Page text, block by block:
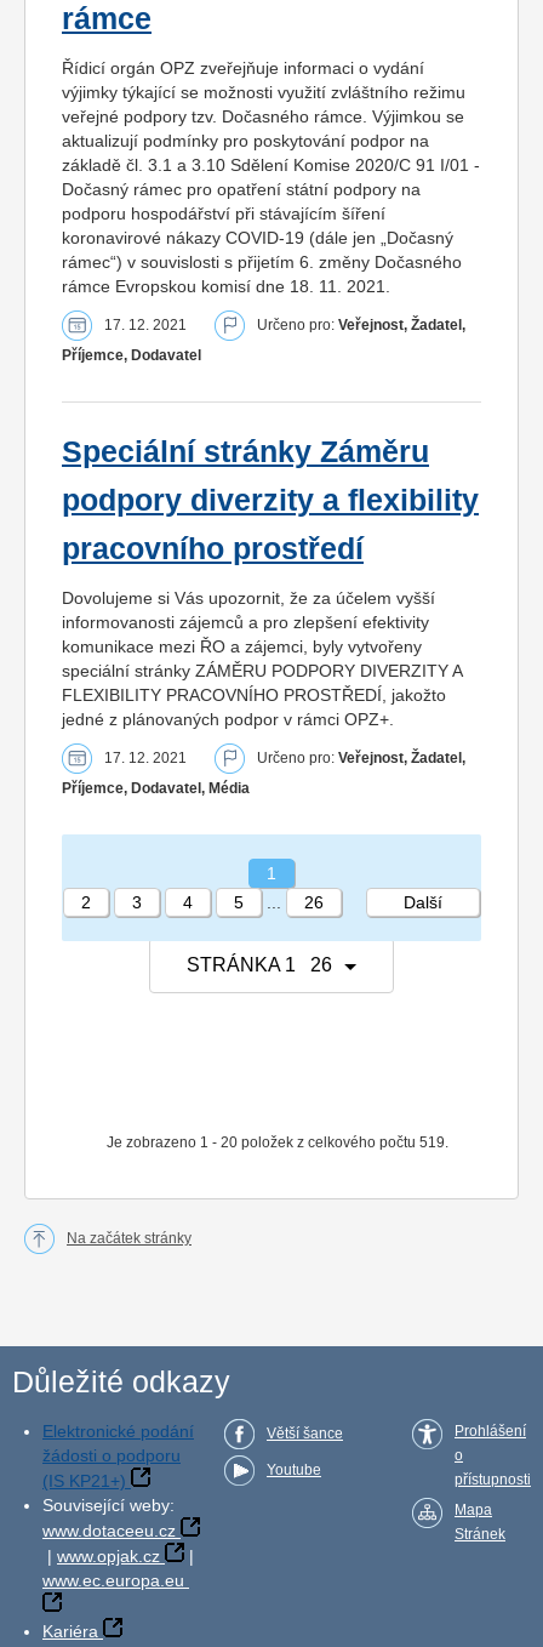
rámce
Řídicí orgán OPZ zveřejňuje informaci o vydání
výjimky týkající se možnosti využití zvláštního režimu
veřejné podpory tzv. Dočasného rámce. Výjimkou se
aktualizují podmínky pro poskytování podpor na
základě čl. 3.1 a 3.10 Sdělení Komise 2020/C 91 I/01 -
Dočasný rámec pro opatření státní podpory na
podporu hospodářství při stávajícím šíření
koronavirové nákazy COVID-19 (dále jen „Dočasný
rámec“) v souvislosti s přijetím 6. změny Dočasného
rámce Evropskou komisí dne 18. 11. 2021.
17. 12. 2021 Určeno pro: Veřejnost, Žadatel,
Příjemce, Dodavatel
Speciální stránky Záměru
podpory diverzity a flexibility
pracovního prostředí
Dovolujeme si Vás upozornit, že za účelem vyšší
informovanosti zájemců a pro zlepšení efektivity
komunikace mezi ŘO a zájemci, byly vytvořeny
speciální stránky ZÁMĚRU PODPORY DIVERZITY A
FLEXIBILITY PRACOVNÍHO PROSTŘEDÍ, jakožto
jedné z plánovaných podpor v rámci OPZ+.
17. 12. 2021 Určeno pro: Veřejnost, Žadatel,
Příjemce, Dodavatel, Média
STRÁNKA 1 26
Je zobrazeno 1 - 20 položek z celkového počtu 519.
1
2
3 4 5 26 Další
Na začátek stránky
Důležité odkazy
Elektronické podání
žádosti o podporu
(IS KP21+)
Související weby:
www.dotaceeu.cz
| www.opjak.cz
|
www.ec.europa.eu
Kariéra
Větší šance
Youtube
Prohlášení
o
přístupnosti
Mapa
Stránek